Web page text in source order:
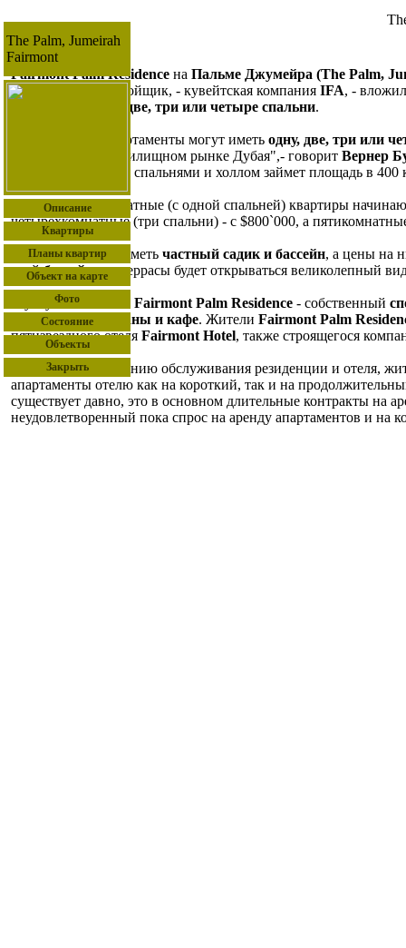
The Palm, Jumeirah
Fairmont
Описание
Квартиры
Планы квартир
Объект на карте
Фото
Состояние
Объекты
Закрыть
Fairmont Palm Residence на Пальме Джумейра (The Palm,
класса люкс. Застройщик, - кувейтская компания IFA, -
одну, две, три или четыре спальни.
Предлагаемые апартаменты могут иметь одну, две, три или
апартаментов на жилищном рынке Дубая",- говорит Вернер
апартамент с тремя спальнями и холлом займет площадь в 400
Цены на двухкомнатные (с одной спальней) квартиры
четырехкомнатные (три спальни) - с $800`000, а
Таунхаусыбудут иметь частный садик и бассейн, а цены на
свойбассейн, а с террасы будет открываться великолепный
К услугам жителей Fairmont Palm Residence - собственный
комплекс,рестораны и кафе. Жители Fairmont Palm
пятизвездного отеля Fairmont Hotel, также строящегося
Благодаря совмещению обслуживания резиденции и отеля,
апартаменты отелю как на короткий, так и на
существует давно, это в основном длительные контракты на
неудовлетворенный пока спрос на аренду апартаментов и на